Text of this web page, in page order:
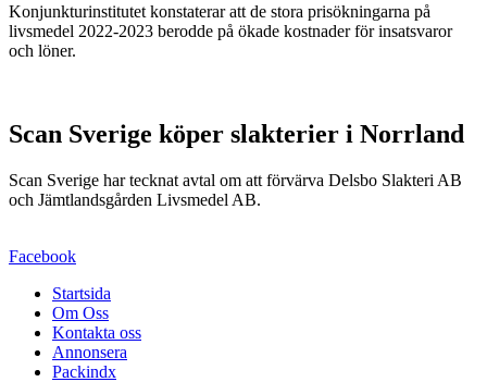
Konjunkturinstitutet konstaterar att de stora prisökningarna på
livsmedel 2022-2023 berodde på ökade kostnader för insatsvaror
och löner.
Scan Sverige köper slakterier i Norrland
Scan Sverige har tecknat avtal om att förvärva Delsbo Slakteri AB
och Jämtlandsgården Livsmedel AB.
Facebook
Startsida
Om Oss
Kontakta oss
Annonsera
Packindx